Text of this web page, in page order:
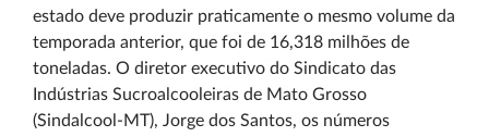
estado deve produzir praticamente o mesmo volume da
temporada anterior, que foi de 16,318 milhões de
toneladas. O diretor executivo do Sindicato das
Indústrias Sucroalcooleiras de Mato Grosso
(Sindalcool-MT), Jorge dos Santos, os números